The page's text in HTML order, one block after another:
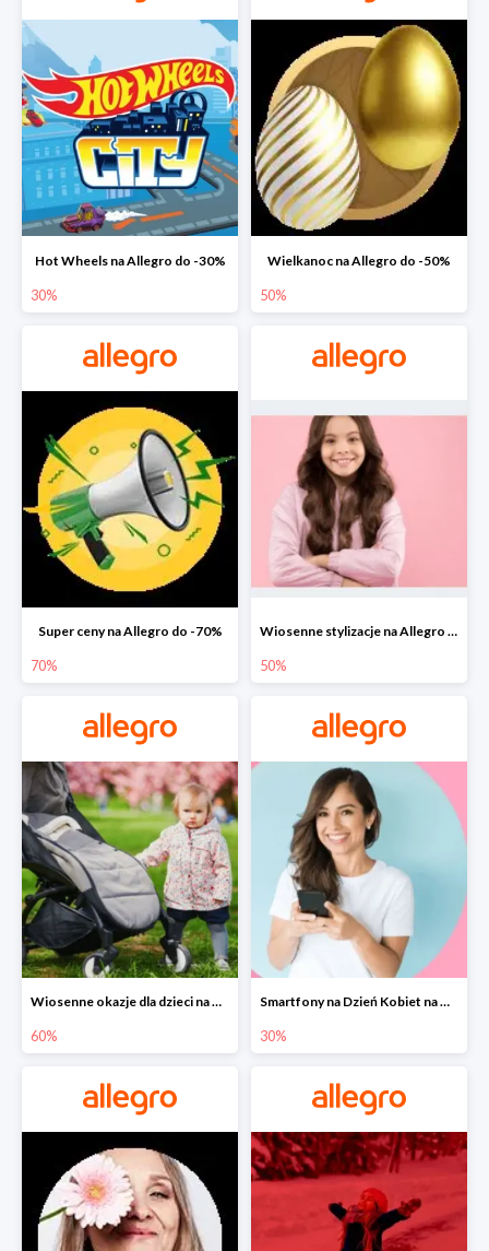
Hot Wheels na Allegro do -30%
30%
Wielkanoc na Allegro do -50%
50%
Super ceny na Allegro do -70%
70%
Wiosenne stylizacje na Allegro do -50%
50%
Wiosenne okazje dla dzieci na Allegro do -60%
60%
Smartfony na Dzień Kobiet na Allegro do -30%
30%